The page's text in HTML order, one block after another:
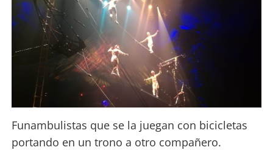
Funambulistas que se la juegan con bicicletas
portando en un trono a otro compañero.